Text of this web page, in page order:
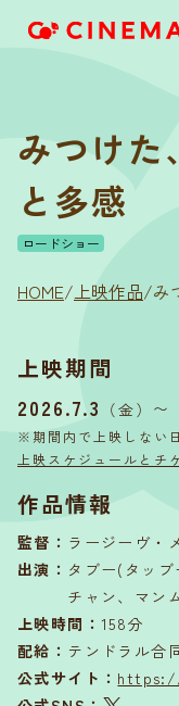
みつけた
と多感
ロードショー
HOME/上映作品/み
上映期間
2026.7.3 （金） 〜
※期間内で上映しない
上映スケジュールとチ
作品情報
監督 ： ラージーヴ・
出演 ： タブー(タッ
チャン、マン
上映時間 ：158分
配給 ： テンドラル合
公式サイト：